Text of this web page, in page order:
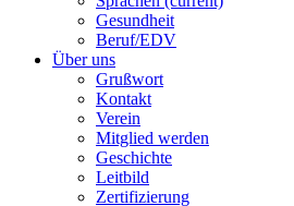
Gesundheit
Beruf/EDV
Über uns
Grußwort
Kontakt
Verein
Mitglied werden
Geschichte
Leitbild
Zertifizierung